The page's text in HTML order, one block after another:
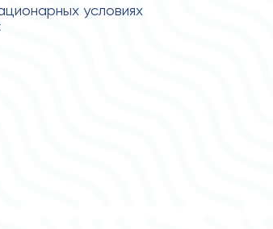
условиях